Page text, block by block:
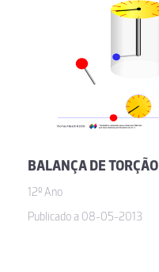
BALANÇA DE TORÇÃO
12º Ano
Publicado a 08-05-2013